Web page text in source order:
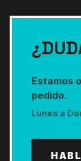
Estamos
pedido.
Lunes a